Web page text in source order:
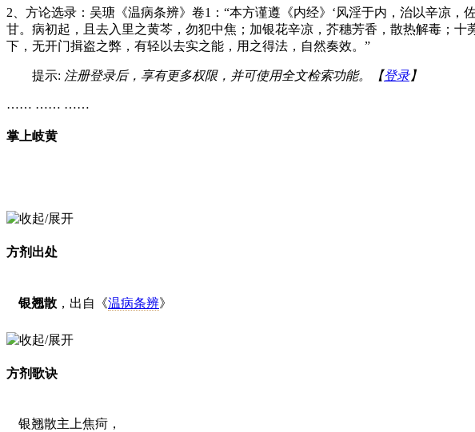
2、方论选录：吴瑭《温病条辨》卷1：“本方谨遵《内经》‘风淫于内，治以辛凉
甘。病初起，且去入里之黄芩，勿犯中焦；加银花辛凉，芥穗芳香，散热解毒；
下，无开门揖盗之弊，有轻以去实之能，用之得法，自然奏效。”
提示: 注册登录后，享有更多权限，并可使用全文检索功能。【登录】
…… …… ……
掌上岐黄
方剂出处
银翘散 ，出自《温病条辨》
方剂歌诀
银翘散主上焦疴，